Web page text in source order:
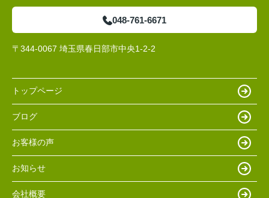
048-761-6671
〒344-0067 埼玉県春日部市中央1-2-2
トップページ
ブログ
お客様の声
お知らせ
会社概要